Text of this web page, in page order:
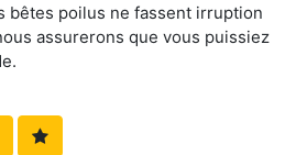
bêtes poilus ne fassent irruption
assurerons que vous puissiez